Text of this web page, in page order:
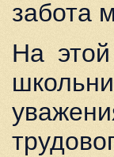
забота
На